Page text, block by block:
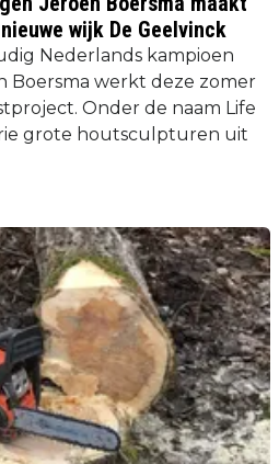
wijk De Geelvinck
Nederlands kampioen
Boersma werkt deze zomer
Onder de naam Life
grote houtsculpturen uit